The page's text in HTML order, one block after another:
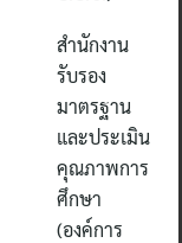
สำนักงาน
รับรอง
มาตรฐาน
และประเมิน
คุณภาพการ
ศึกษา
(องค์การ